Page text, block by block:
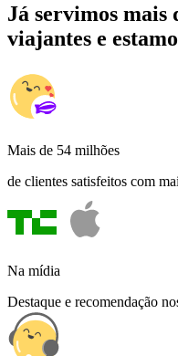
Já servimos mais
viajantes e
Mais de 54 milhões
de clientes satisfeitos com
Na mídia
Destaque e recomendação